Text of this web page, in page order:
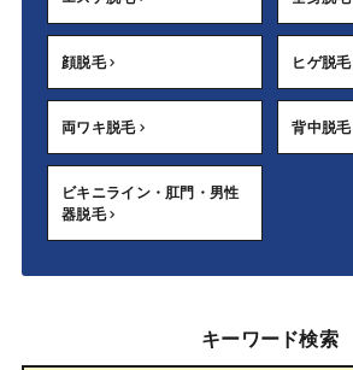
顔脱毛 ヒゲ脱毛
両ワキ脱毛 背中脱毛
ビキニライン・肛門・男性
器脱毛
キーワード検索